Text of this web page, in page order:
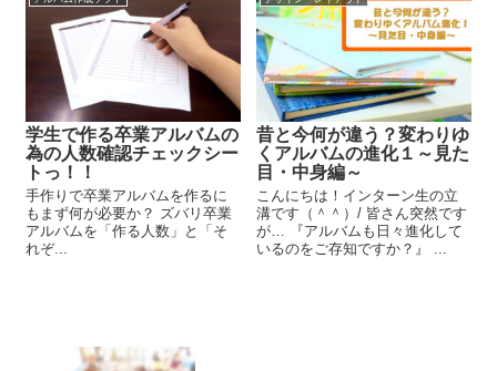
学生で作る卒業アルバムの
為の人数確認チェックシー
トっ！！
手作りで卒業アルバムを作るに
もまず何が必要か？ ズバリ卒業
アルバムを「作る人数」と「そ
れぞ...
昔と今何が違う？変わりゆ
くアルバムの進化１～見た
目・中身編～
こんにちは！インターン生の立
溝です（＾＾）/ 皆さん突然です
が… 『アルバムも日々進化して
いるのをご存知ですか？』 ...